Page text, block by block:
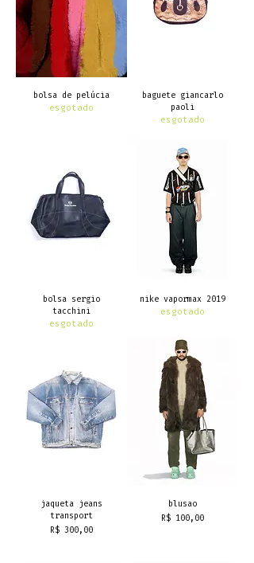
bolsa de pelúcia
esgotado
baguete giancarlo
paoli
esgotado
bolsa sergio
tacchini
esgotado
nike vapormax 2019
esgotado
jaqueta jeans
transport
Preço
R$ 300,00
blusao
Preço
R$ 100,00